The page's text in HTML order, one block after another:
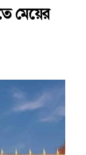
মেয়ের